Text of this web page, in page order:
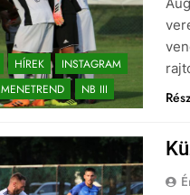
HÍREK
INSTAGRAM
MENETREND NB III